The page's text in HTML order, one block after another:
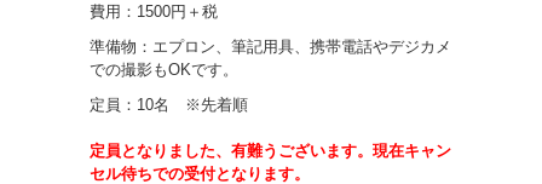
費用：1500円＋税
準備物：エプロン、筆記用具、携帯電話やデジカメ
での撮影もOKです。
定員：10名 ※先着順
定員となりました、有難うございます。現在キャン
セル待ちでの受付となります。